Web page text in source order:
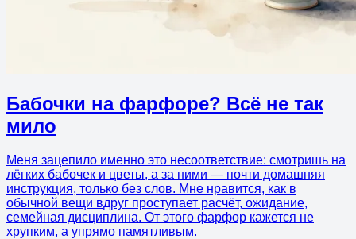
Бабочки на фарфоре? Всё не так
мило
Меня зацепило именно это несоответствие: смотришь на
лёгких бабочек и цветы, а за ними — почти домашняя
инструкция, только без слов. Мне нравится, как в
обычной вещи вдруг проступает расчёт, ожидание,
семейная дисциплина. От этого фарфор кажется не
хрупким, а упрямо памятливым.